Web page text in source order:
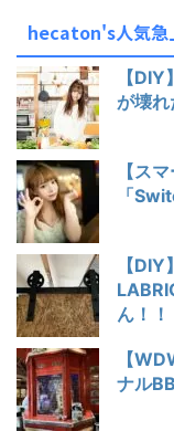
hecaton's人気急
【
が壊れ
【ス
「
【
ん！
【
ナル